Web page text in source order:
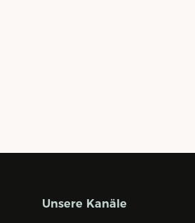
Unsere Kanäle